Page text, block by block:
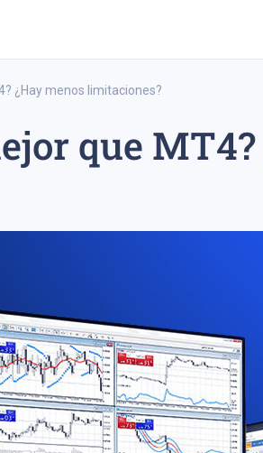
a largo plazo estrategia de trading a
¿Hay menos limitaciones?
que